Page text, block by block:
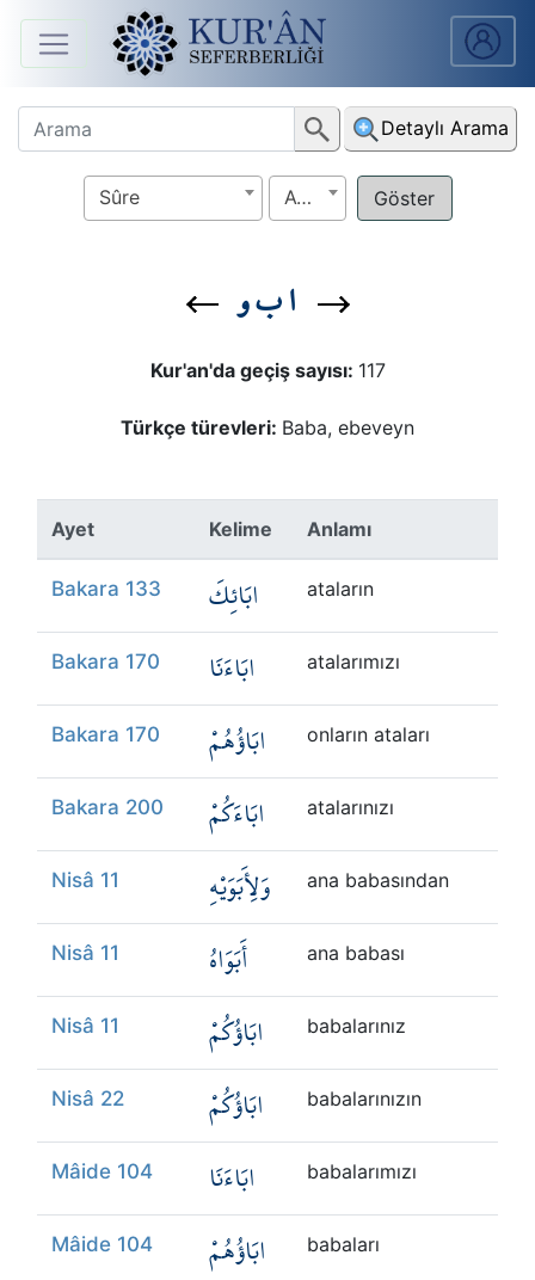
Anasayfa
Sûreler
Arapça
Kökler
Detaylı Arama
Sûre Ayet
Kur'an'da geçiş sayısı: 117
Türkçe türevleri: Baba, ebeveyn
Ayet Kelime Anlamı
Bakara 133 ابَائِكَ ataların
Bakara 170 ابَاءَنَا atalarımızı
Bakara 170 ابَاؤُهُمْ onların ataları
Bakara 200 ابَاءَكُمْ atalarınızı
Nisâ 11 وَلِأَبَوَيْهِ ana babasından
Nisâ 11 أَبَوَاهُ ana babası
Nisâ 11 ابَاؤُكُمْ babalarınız
Nisâ 22 ابَاؤُكُمْ babalarınızın
Mâide 104 ابَاءَنَا babalarımızı
Mâide 104 ابَاؤُهُمْ babaları